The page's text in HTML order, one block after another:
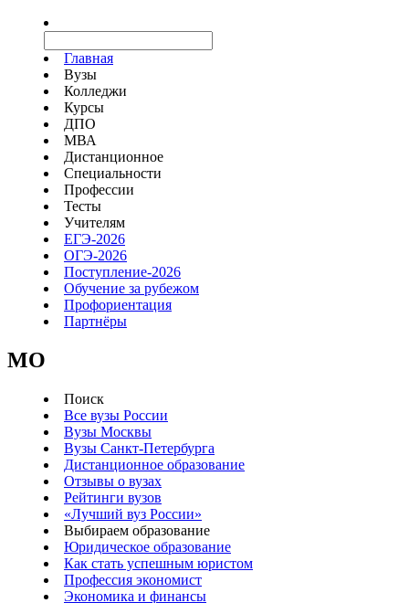
Главная
Вузы
Колледжи
Курсы
ДПО
МВА
Дистанционное
Специальности
Профессии
Тесты
Учителям
ЕГЭ-2026
ОГЭ-2026
Поступление-2026
Обучение за рубежом
Профориентация
Партнёры
MO
Поиск
Все вузы России
Вузы Москвы
Вузы Санкт-Петербурга
Дистанционное образование
Отзывы о вузах
Рейтинги вузов
«Лучший вуз России»
Выбираем образование
Юридическое образование
Как стать успешным юристом
Профессия экономист
Экономика и финансы